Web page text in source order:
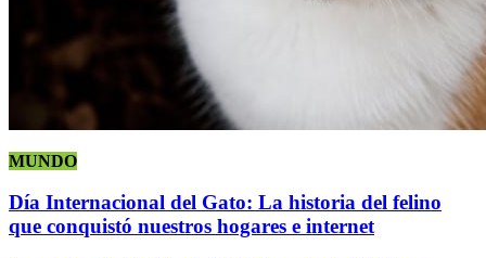
MUNDO
Día Internacional del Gato: La historia del felino
que conquistó nuestros hogares e internet